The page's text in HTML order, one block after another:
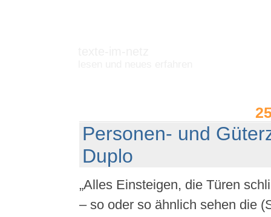
Personen- und
Duplo
„Alles Einsteigen, die Türen
– so oder so ähnlich sehen die